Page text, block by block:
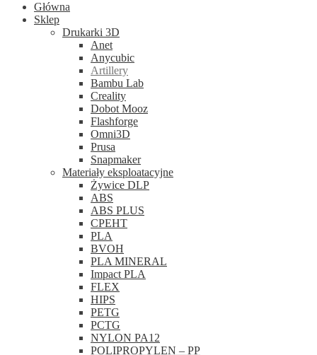
Główna
Sklep
Drukarki 3D
Anet
Anycubic
Artillery
Bambu Lab
Creality
Dobot Mooz
Flashforge
Omni3D
Prusa
Snapmaker
Materiały eksploatacyjne
Żywice DLP
ABS
ABS PLUS
CPEHT
PLA
BVOH
PLA MINERAL
Impact PLA
FLEX
HIPS
PETG
PCTG
NYLON PA12
POLIPROPYLEN – PP